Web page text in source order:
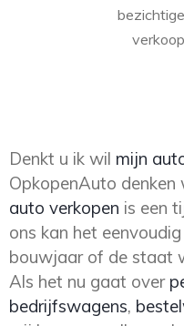
Denkt u ik wil mijn
OpkopenAuto denken
auto verkopen is een
ons kan het
bouwjaar of de staat
Als het nu gaat over
bedrijfswagens,